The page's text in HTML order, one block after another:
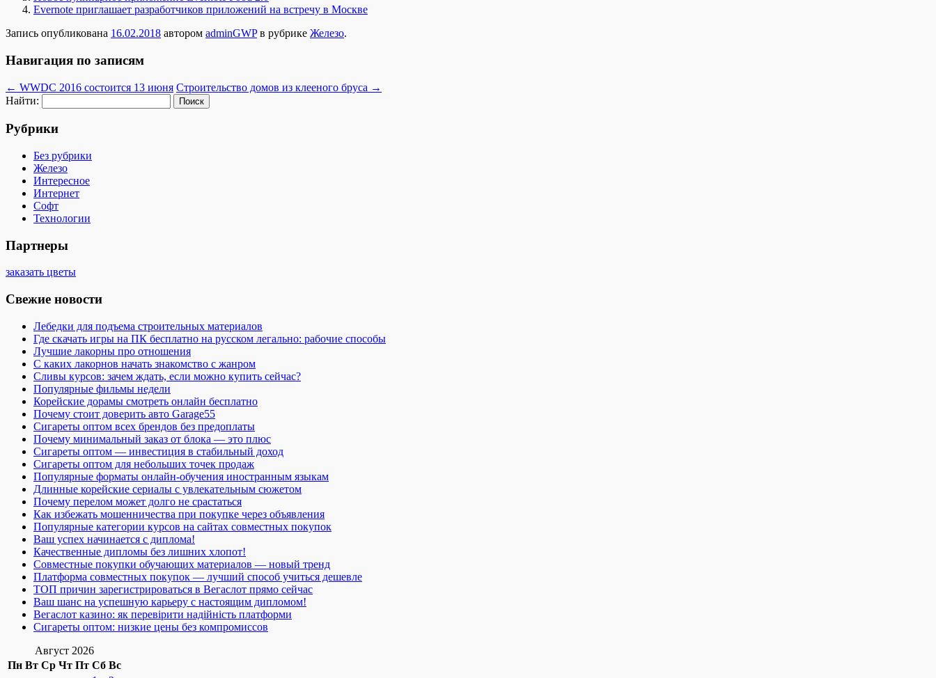
Evernote приглашает разработчиков приложений на встречу в Москве
Запись опубликована 16.02.2018 автором adminGWPв рубрике Железо.
Навигация по записям
← WWDC 2016 состоится 13 июня Строительство домов из клееного бруса →
Найти:
Рубрики
Без рубрики
Железо
Интересное
Интернет
Софт
Технологии
Партнеры
заказать цветы
Свежие новости
Лебедки для подъема строительных материалов
Где скачать игры на ПК бесплатно на русском легально: рабочие способы
Лучшие лакорны про отношения
С каких лакорнов начать знакомство с жанром
Сливы курсов: зачем ждать, если можно купить сейчас?
Популярные фильмы недели
Корейские дорамы смотреть онлайн бесплатно
Почему стоит доверить авто Garage55
Сигареты оптом всех брендов без предоплаты
Почему минимальный заказ от блока — это плюс
Сигареты оптом — инвестиция в стабильный доход
Сигареты оптом для небольших точек продаж
Популярные форматы онлайн-обучения иностранным языкам
Длинные корейские сериалы с увлекательным сюжетом
Почему перелом может долго не срастаться
Как избежать мошенничества при покупке через объявления
Популярные категории курсов на сайтах совместных покупок
Ваш успех начинается с диплома!
Качественные дипломы без лишних хлопот!
Совместные покупки обучающих материалов — новый тренд
Платформа совместных покупок — лучший способ учиться дешевле
ТОП причин зарегистрироваться в Вегаслот прямо сейчас
Ваш шанс на успешную карьеру с настоящим дипломом!
Вегаслот казино: як перевірити надійність платформи
Сигареты оптом: низкие цены без компромиссов
Август 2026
Пн Вт Ср Чт Пт Сб Вс